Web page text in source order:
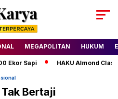
MEGAPOLITAN HUKUM
Sapi HAKU Almond Classic
Bertaji